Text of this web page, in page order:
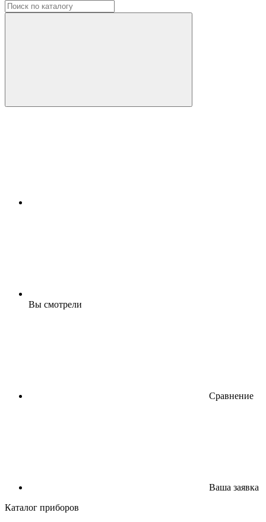
Вы смотрели
Сравнение
Ваша заявка
Каталог приборов